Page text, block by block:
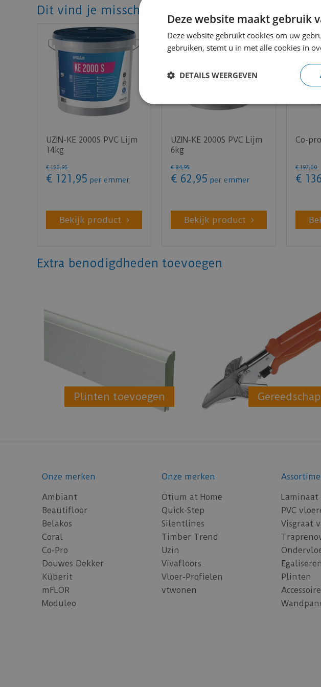
Dit vind je misschien ook mooi!
UZIN-KE 2000S PVC Lijm
14kg
€ 150,95
€ 121 ,95 per emmer
Bekijk product
UZIN-KE 2000S PVC Lijm
6kg
€ 84,95
€ 62 ,95 per emmer
Bekijk product
Co-
€ 197,00
€
Extra benodigdheden toevoegen
Plinten toevoegen Gereedschap
Onze merken
Ambiant
Beautifloor
Belakos
Coral
Co-Pro
Douwes Dekker
Küberit
mFLOR
Moduleo
Onze merken
Otium at Home
Quick-Step
Silentlines
Timber Trend
Uzin
Vivafloors
Vloer-Profielen
vtwonen
Laminaat
PVC
Visgraat
Egaliseren
Plinten
Deze website maakt gebruik
Deze website gebruikt cookies om uw
gebruiken, stemt u in met alle cookies in
DETAILS WEERGEVEN